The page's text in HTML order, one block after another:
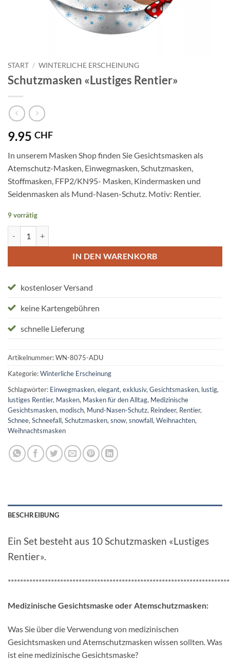
START / WINTERLICHE ERSCHEINUNG
Schutzmasken «Lustiges Rentier»
9.95 CHF
In unserem Masken Shop finden Sie Gesichtsmasken als
Atemschutz-Masken, Einwegmasken, Schutzmasken,
Stoffmasken, FFP2/KN95- Masken, Kindermasken und
Seidenmasken als Mund-Nasen-Schutz. Motiv: Rentier.
9 vorrätig
IN DEN WARENKORB
kostenloser Versand
keine Kartengebühren
schnelle Lieferung
Artikelnummer:WN-8075-ADU
Kategorie:Winterliche Erscheinung
Schlagwörter: Einwegmasken,elegant,exklusiv,Gesichtsmasken, lustig,
lustiges Rentier, Masken, Masken für den Alltag, Medizinische
Gesichtsmasken, modisch, Mund-Nasen-Schutz, Reindeer, Rentier,
Schnee,Schneefall,Schutzmasken,snow,snowfall,Weihnachten,
Weihnachtsmasken
BESCHREIBUNG
Ein Set besteht aus 10 Schutzmasken «Lustiges
Rentier».
Medizinische Gesichtsmaske oder Atemschutzmasken:
Was Sie über die Verwendung von medizinischen
Gesichtsmasken und Atemschutzmasken wissen sollten. Was
ist eine medizinische Gesichtsmaske?